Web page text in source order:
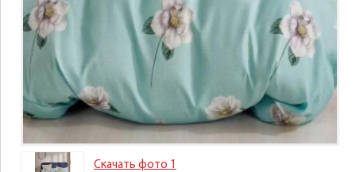
Скачать фото 1